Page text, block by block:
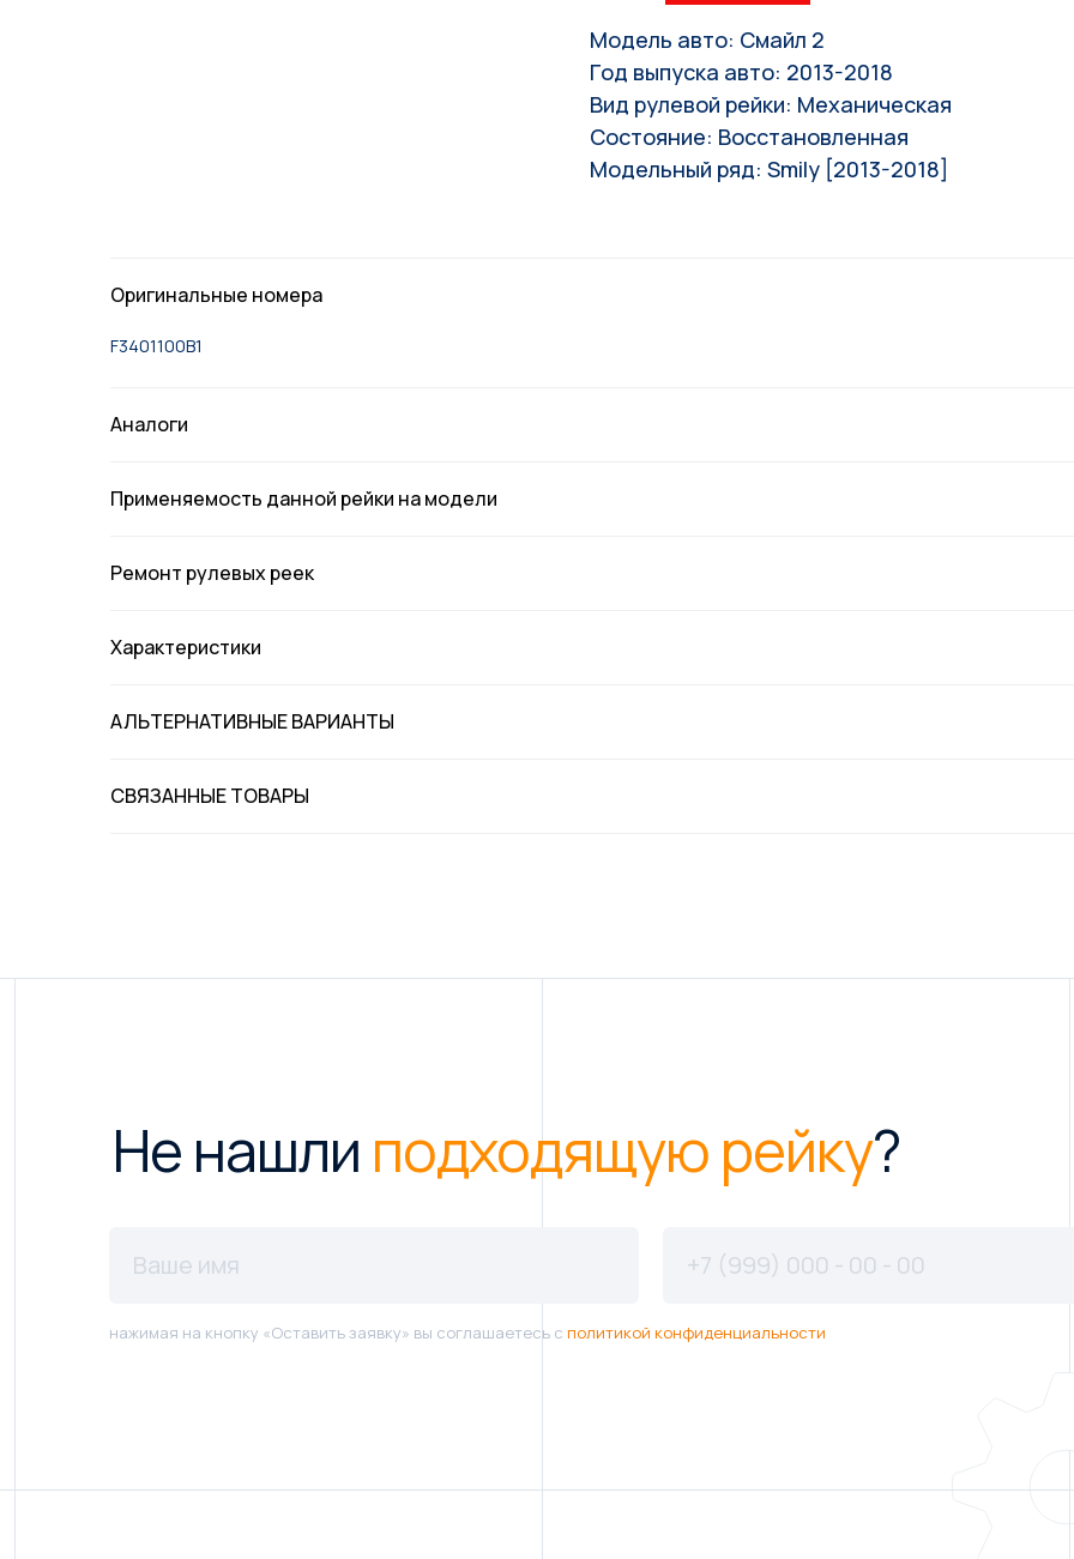
Модель авто: Смайл 2
Год выпуска авто: 2013-2018
Вид рулевой рейки: Механическая
Состояние: Восстановленная
Модельный ряд: Smily [2013-2018]
Оригинальные номера
F3401100B1
Аналоги
Применяемость данной рейки на модели
Ремонт рулевых реек
Характеристики
АЛЬТЕРНАТИВНЫЕ ВАРИАНТЫ
СВЯЗАННЫЕ ТОВАРЫ
Не нашли подходящую рейку?
нажимая на кнопку «Оставить заявку» вы соглашаетесь с политикой конфиденциальности